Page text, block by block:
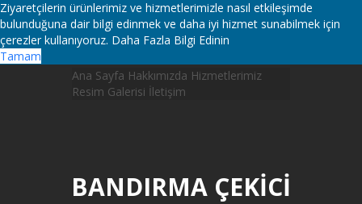
Ziyaretçilerin ürünlerimiz ve hizmetlerimizle nasıl etkileşimde
bulunduğuna dair bilgi edinmek ve daha iyi hizmet sunabilmek için
çerezler kullanıyoruz. Daha Fazla Bilgi Edinin
Tamam
Ana Sayfa Hakkımızda Hizmetlerimiz
Resim Galerisi İletişim
BANDIRMA ÇEKICI